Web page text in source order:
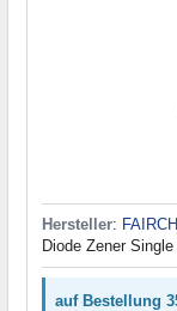
Hersteller:
Diode Zener
auf Bestellung